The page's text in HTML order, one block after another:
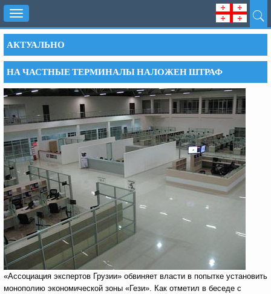
Toggle
navigation
АКТУАЛЬНО
НА ЧАСТНЫЕ ТЕРМИНАЛЫ НАЛОЖЕН ШТРАФ
«Ассоциация экспертов Грузии» обвиняет власти в попытке установить
монополию экономической зоны «Гези». Как отметил в беседе с